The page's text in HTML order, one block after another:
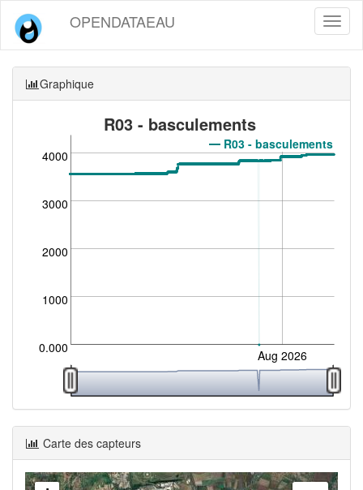
OPENDATAEAU
Graphique
R03 - basculements
R03 - basculements
0.000
1000
2000
3000
4000
Aug 2026
Carte des capteurs